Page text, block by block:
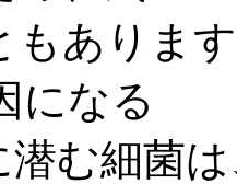
もありま
になる
潜む細菌